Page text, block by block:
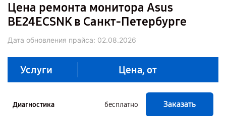
Цена ремонта монитора Asus
BE24ECSNK в Санкт-Петербурге
Дата обновления прайса: 02.08.2026
Услуги Цена, от
Диагностика бесплатно Заказать